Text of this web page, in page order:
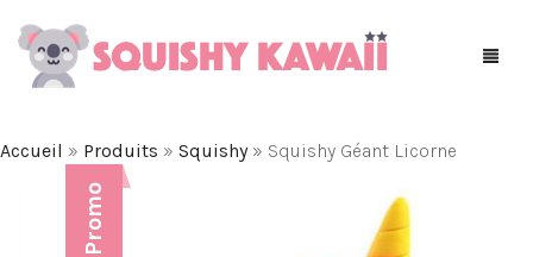
Accueil » Produits » Squishy» Squishy Géant Licorne
Promo